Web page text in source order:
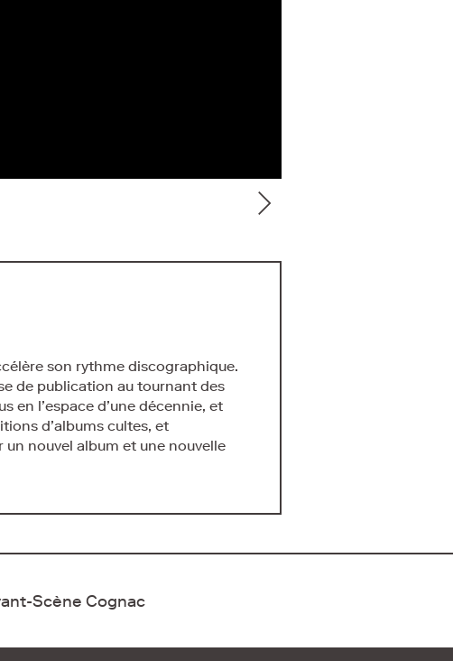
son rythme discographique.
de publication au tournant des
en l’espace d’une décennie, et
d’albums cultes, et
nouvel album et une nouvelle
Scène Cognac